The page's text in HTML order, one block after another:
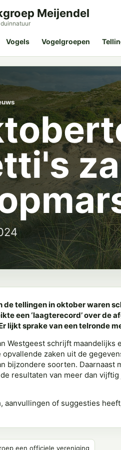
Meijendel
Vogels Vogelgroepen
de tellingen in oktober waren
een ‘laagterecord’ over de
lijkt sprake van een telronde
Westgeest schrijft maandelijks
zaken uit de
bijzondere soorten. Daarnaast
resultaten van meer dan
aanvullingen of suggesties
een officiele vereniging